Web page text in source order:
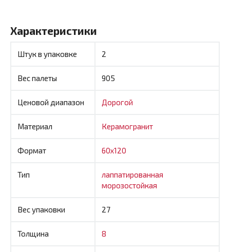
Характеристики
Штук в упаковке 2
Вес палеты 905
Ценовой диапазон Дорогой
Материал Керамогранит
Формат 60x120
Тип
лаппатированная
морозостойкая
Вес упаковки 27
Толщина 8